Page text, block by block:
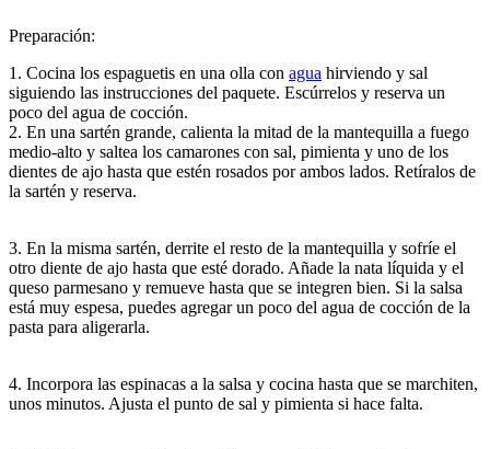
Preparación:
1. Cocina los espaguetis en una olla con agua hirviendo y sal
siguiendo las instrucciones del paquete. Escúrrelos y reserva un
poco del agua de cocción.
2. En una sartén grande, calienta la mitad de la mantequilla a fuego
medio-alto y saltea los camarones con sal, pimienta y uno de los
dientes de ajo hasta que estén rosados por ambos lados. Retíralos de
la sartén y reserva.
3. En la misma sartén, derrite el resto de la mantequilla y sofríe el
otro diente de ajo hasta que esté dorado. Añade la nata líquida y el
queso parmesano y remueve hasta que se integren bien. Si la salsa
está muy espesa, puedes agregar un poco del agua de cocción de la
pasta para aligerarla.
4. Incorpora las espinacas a la salsa y cocina hasta que se marchiten,
unos minutos. Ajusta el punto de sal y pimienta si hace falta.